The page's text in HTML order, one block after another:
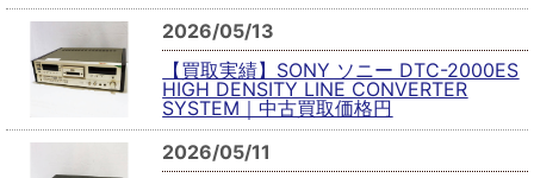
2026/05/13
【買取実績】SONY ソニー DTC-2000ES
HIGH DENSITY LINE CONVERTER
SYSTEM｜中古買取価格円
2026/05/11